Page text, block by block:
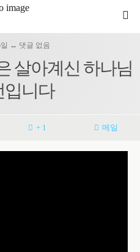
일 ↔ 댓글 없음
살아계신 하나님
입니다
+ 1 메일